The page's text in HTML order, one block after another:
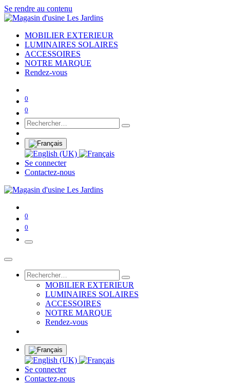
Se rendre au contenu
MOBILIER EXTERIEUR
LUMINAIRES SOLAIRES
ACCESSOIRES
NOTRE MARQUE
Rendez-vous
0
0
Se connecter
Contactez-nous
0
0
MOBILIER EXTERIEUR
LUMINAIRES SOLAIRES
ACCESSOIRES
NOTRE MARQUE
Rendez-vous
Se connecter
Contactez-nous